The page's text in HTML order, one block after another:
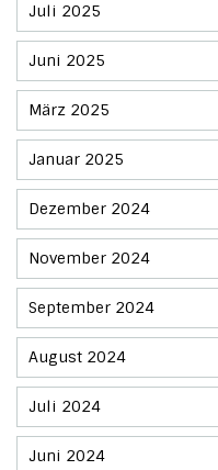
Juli 2025
Juni 2025
März 2025
Januar 2025
Dezember 2024
November 2024
September 2024
August 2024
Juli 2024
Juni 2024